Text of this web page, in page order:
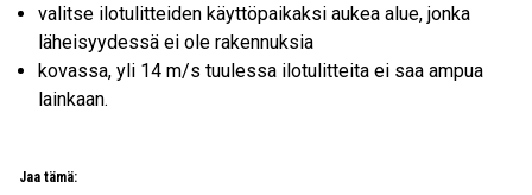
valitse ilotulitteiden käyttöpaikaksi aukea alue, jonka
läheisyydessä ei ole rakennuksia
kovassa, yli 14 m/s tuulessa ilotulitteita ei saa ampua
lainkaan.
Jaa tämä: